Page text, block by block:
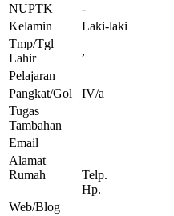
NUPTK
-
Kelamin
Laki-laki
Tmp/Tgl
Lahir
,
Pelajaran
Pangkat/Gol
IV/a
Tugas
Tambahan
Email
Alamat
Rumah
Telp.
Hp.
Web/Blog